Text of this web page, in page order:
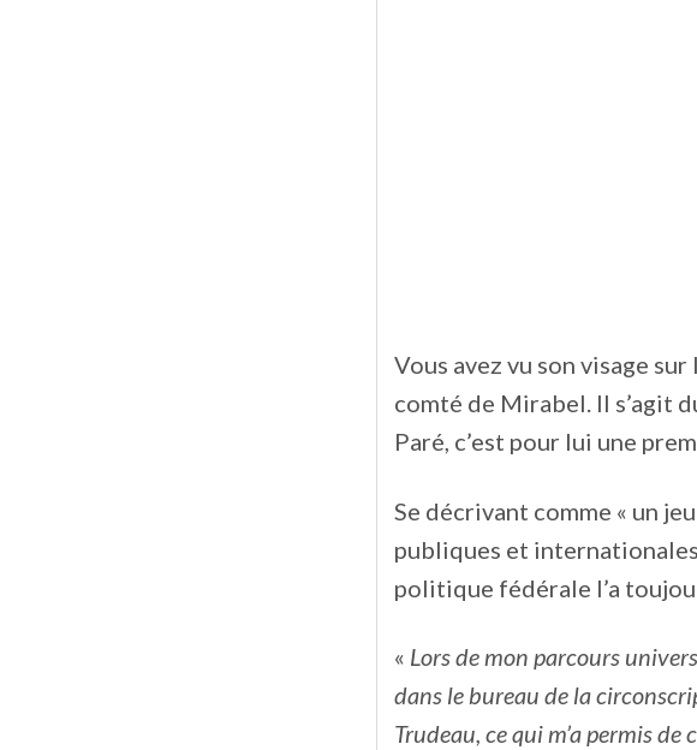
Vous avez vu son visage
comté de Mirabel. Il s’agit
Paré, c’est pour lui une
Se décrivant comme « un
publiques et internationales
politique fédérale l’a
« Lors de mon parcours
dans le bureau de la
Trudeau, ce qui m’a permis